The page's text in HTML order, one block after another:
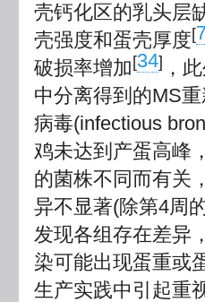
壳钙化区的乳头层
壳强度和蛋壳厚度[
破损率增加[34] ，
中分离得到的MS
病毒(infectious
鸡未达到产蛋高峰
的菌株不同而有关
异不显著(除第4周
发现各组存在差异
染可能出现蛋重或
生产实践中引起重